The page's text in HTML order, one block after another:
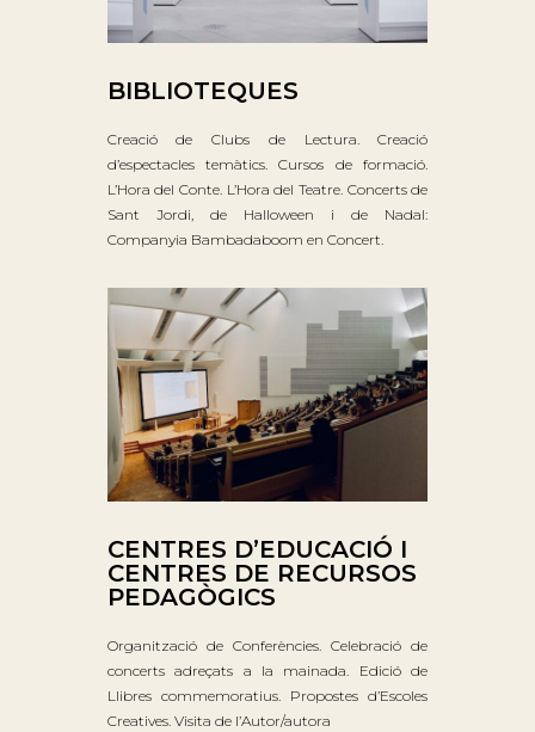
BIBLIOTEQUES
Creació de Clubs de Lectura. Creació
d’espectacles temàtics. Cursos de formació.
L’Hora del Conte. L’Hora del Teatre. Concerts de
Sant Jordi, de Halloween i de Nadal:
Companyia Bambadaboom en Concert.
CENTRES D’EDUCACIÓ I
CENTRES DE RECURSOS
PEDAGÒGICS
Organització de Conferències. Celebració de
concerts adreçats a la mainada. Edició de
Llibres commemoratius. Propostes d’Escoles
Creatives. Visita de l’Autor/autora